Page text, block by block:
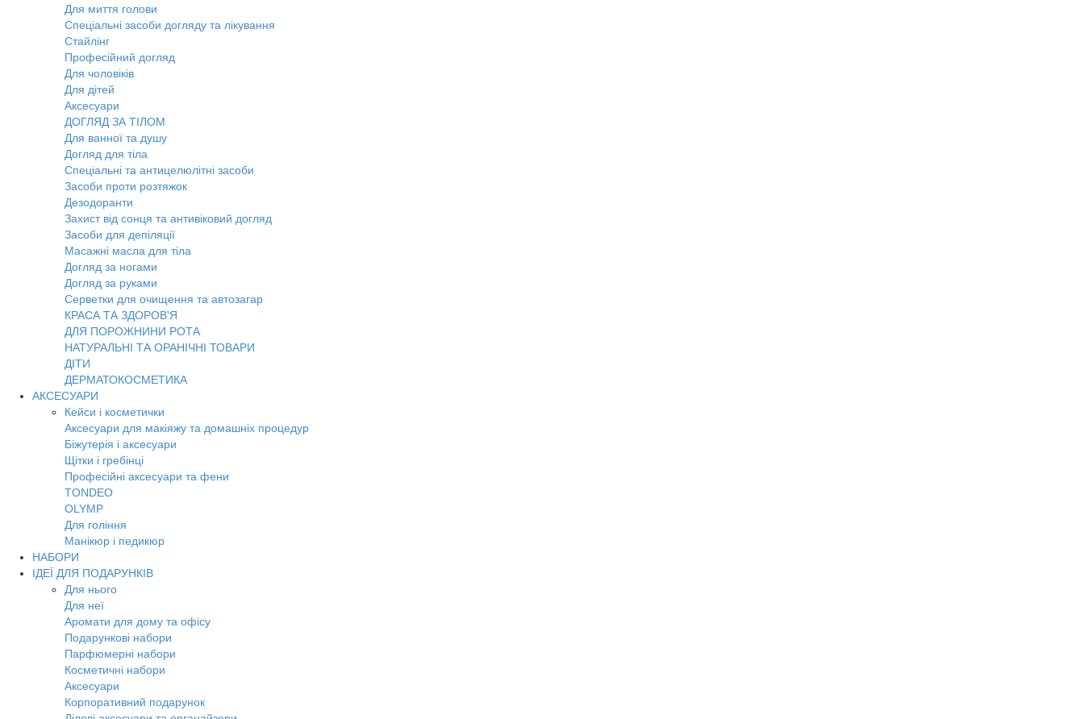
Для миття голови
Спеціальні засоби догляду та лікування
Стайлінг
Професійний догляд
Для чоловіків
Для дітей
Аксесуари
ДОГЛЯД ЗА ТІЛОМ
Для ванної та душу
Догляд для тіла
Спеціальні та антицелюлітні засоби
Засоби проти розтяжок
Дезодоранти
Захист від сонця та антивіковий догляд
Засоби для депіляції
Масажні масла для тіла
Догляд за ногами
Догляд за руками
Серветки для очищення та автозагар
КРАСА ТА ЗДОРОВ'Я
ДЛЯ ПОРОЖНИНИ РОТА
НАТУРАЛЬНІ ТА ОРАНІЧНІ ТОВАРИ
ДІТИ
ДЕРМАТОКОСМЕТИКА
АКСЕСУАРИ
Кейси і косметички
Аксесуари для макіяжу та домашніх процедур
Біжутерія і аксесуари
Щітки і гребінці
Професійні аксесуари та фени
TONDEO
OLYMP
Для гоління
Манікюр і педикюр
НАБОРИ
ІДЕЇ ДЛЯ ПОДАРУНКІВ
Для нього
Для неї
Аромати для дому та офісу
Подарункові набори
Парфюмерні набори
Косметичні набори
Аксесуари
Корпоративний подарунок